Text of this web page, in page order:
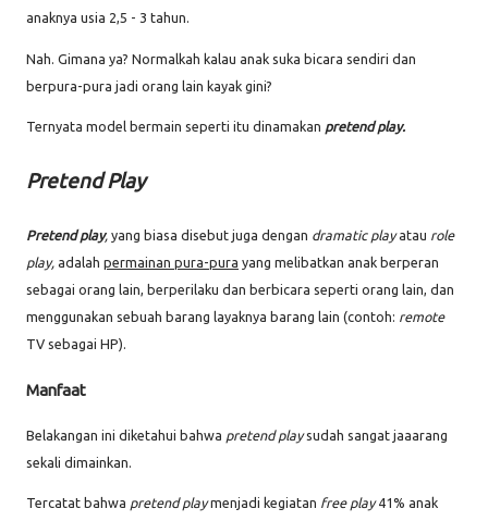
anaknya usia 2,5 - 3 tahun.
Nah. Gimana ya? Normalkah kalau anak suka bicara sendiri dan
berpura-pura jadi orang lain kayak gini?
Ternyata model bermain seperti itu dinamakan pretend play.
Pretend Play
Pretend play, yang biasa disebut juga dengan dramatic playatau role
play, adalah permainan pura-pura yang melibatkan anak berperan
sebagai orang lain, berperilaku dan berbicara seperti orang lain, dan
menggunakan sebuah barang layaknya barang lain (contoh: remote
TV sebagai HP).
Manfaat
Belakangan ini diketahui bahwa pretend playsudah sangat jaaarang
sekali dimainkan.
Tercatat bahwa pretend playmenjadi kegiatan free play41% anak